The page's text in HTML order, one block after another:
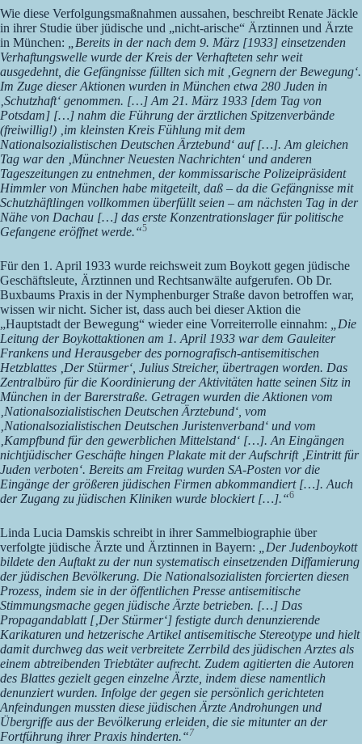
Wie diese Verfolgungsmaßnahmen aussahen, beschreibt Renate Jäckle
in ihrer Studie über jüdische und „nicht-arische“ Ärztinnen und Ärzte
in München:
„Bereits in der nach dem 9. März [1933] einsetzenden
Verhaftungswelle wurde der Kreis der Verhafteten sehr weit
ausgedehnt, die Gefängnisse füllten sich mit ‚Gegnern der Bewegung‘.
Im Zuge dieser Aktionen wurden in München etwa 280 Juden in
‚Schutzhaft‘ genommen. […] Am 21. März 1933 [dem Tag von
Potsdam] […] nahm die Führung der ärztlichen Spitzenverbände
(freiwillig!) ‚im kleinsten Kreis Fühlung mit dem
Nationalsozialistischen Deutschen Ärztebund‘ auf […]. Am gleichen
Tag war den ‚Münchner Neuesten Nachrichten‘ und anderen
Tageszeitungen zu entnehmen, der kommissarische Polizeipräsident
Himmler von München habe mitgeteilt, daß – da die Gefängnisse mit
Schutzhäftlingen vollkommen überfüllt seien – am nächsten Tag in der
Nähe von Dachau […] das erste Konzentrationslager für politische
Gefangene eröffnet werde.“5
Für den 1. April 1933 wurde reichsweit zum Boykott gegen jüdische
Geschäftsleute, Ärztinnen und Rechtsanwälte aufgerufen. Ob Dr.
Buxbaums Praxis in der Nymphenburger Straße davon betroffen war,
wissen wir nicht. Sicher ist, dass auch bei dieser Aktion die
„Hauptstadt der Bewegung“ wieder eine Vorreiterrolle einnahm:
„Die
Leitung der Boykottaktionen am 1. April 1933 war dem Gauleiter
Frankens und Herausgeber des pornografisch-antisemitischen
Hetzblattes ‚Der Stürmer‘, Julius Streicher, übertragen worden. Das
Zentralbüro für die Koordinierung der Aktivitäten hatte seinen Sitz in
München in der Barerstraße. Getragen wurden die Aktionen vom
‚Nationalsozialistischen Deutschen Ärztebund‘, vom
‚Nationalsozialistischen Deutschen Juristenverband‘ und vom
‚Kampfbund für den gewerblichen Mittelstand‘ […]. An Eingängen
nichtjüdischer Geschäfte hingen Plakate mit der Aufschrift ‚Eintritt für
Juden verboten‘. Bereits am Freitag wurden SA-Posten vor die
Eingänge der größeren jüdischen Firmen abkommandiert […]. Auch
der Zugang zu jüdischen Kliniken wurde blockiert […].“6
Linda Lucia Damskis schreibt in ihrer Sammelbiographie über
verfolgte jüdische Ärzte und Ärztinnen in Bayern:
„Der Judenboykott
bildete den Auftakt zu der nun systematisch einsetzenden Diffamierung
der jüdischen Bevölkerung. Die Nationalsozialisten forcierten diesen
Prozess, indem sie in der öffentlichen Presse antisemitische
Stimmungsmache gegen jüdische Ärzte betrieben. […] Das
Propagandablatt [‚Der Stürmer‘] festigte durch denunzierende
Karikaturen und hetzerische Artikel antisemitische Stereotype und hielt
damit durchweg das weit verbreitete Zerrbild des jüdischen Arztes als
einem abtreibenden Triebtäter aufrecht. Zudem agitierten die Autoren
des Blattes gezielt gegen einzelne Ärzte, indem diese namentlich
denunziert wurden. Infolge der gegen sie persönlich gerichteten
Anfeindungen mussten diese jüdischen Ärzte Androhungen und
Übergriffe aus der Bevölkerung erleiden, die sie mitunter an der
Fortführung ihrer Praxis hinderten.“7